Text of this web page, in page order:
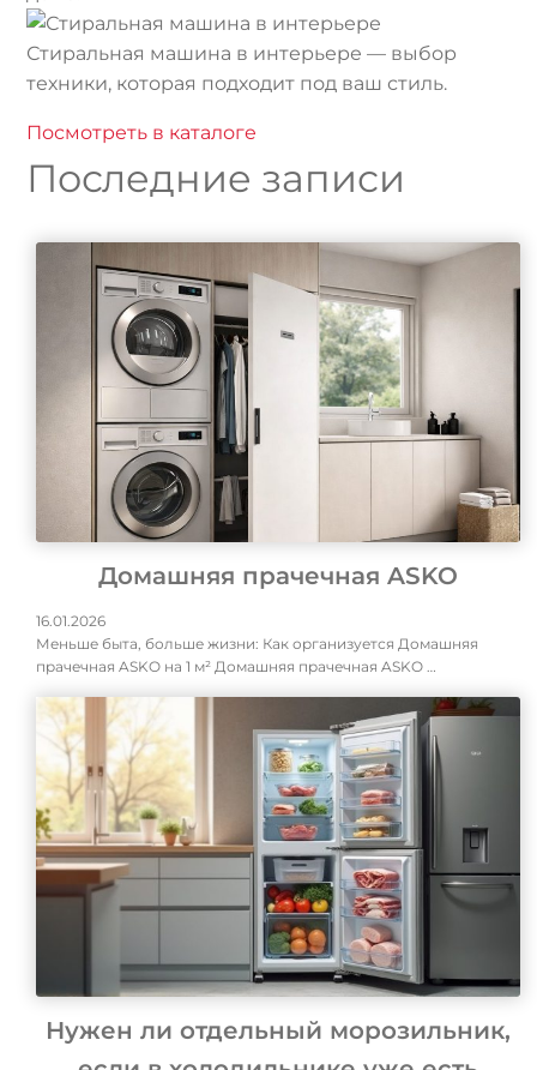
Стиральная машина в интерьере — выбор
техники, которая подходит под ваш стиль.
Посмотреть в каталоге
Последние записи
Домашняя прачечная ASKO
16.01.2026
Меньше быта, больше жизни: Как организуется Домашняя
прачечная ASKO на 1 м² Домашняя прачечная ASKO …
Нужен ли отдельный морозильник,